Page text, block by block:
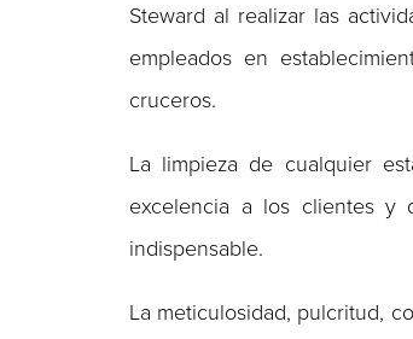
Steward al realizar las
empleados en
cruceros.
La limpieza de cualquier
excelencia a los clientes y
indispensable.
La meticulosidad, pulcritud,